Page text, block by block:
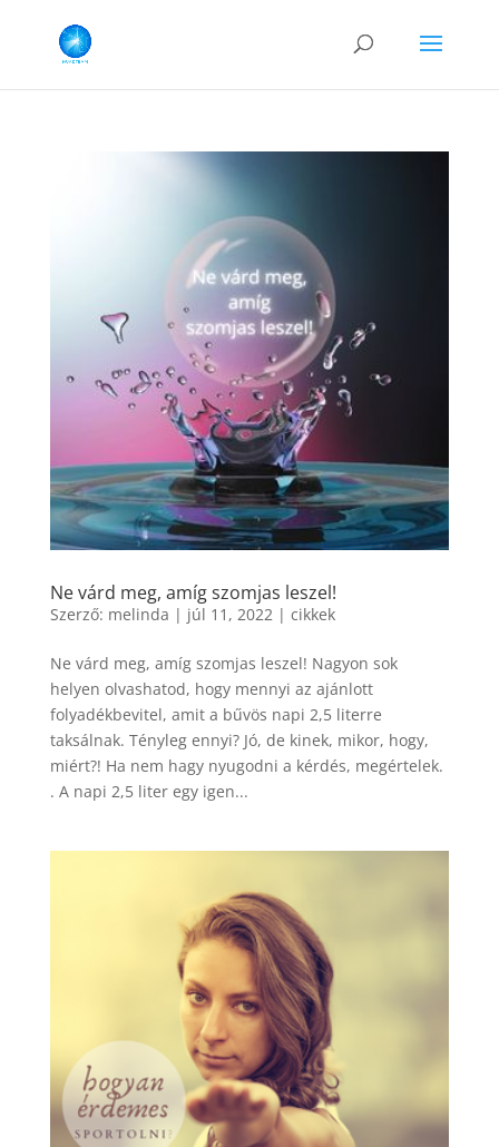
Ne várd meg, amíg szomjas leszel!
Szerző: melinda | júl 11, 2022| cikkek
Ne várd meg, amíg szomjas leszel! Nagyon sok
helyen olvashatod, hogy mennyi az ajánlott
folyadékbevitel, amit a bűvös napi 2,5 literre
taksálnak. Tényleg ennyi? Jó, de kinek, mikor, hogy,
miért?! Ha nem hagy nyugodni a kérdés, megértelek.
. A napi 2,5 liter egy igen...